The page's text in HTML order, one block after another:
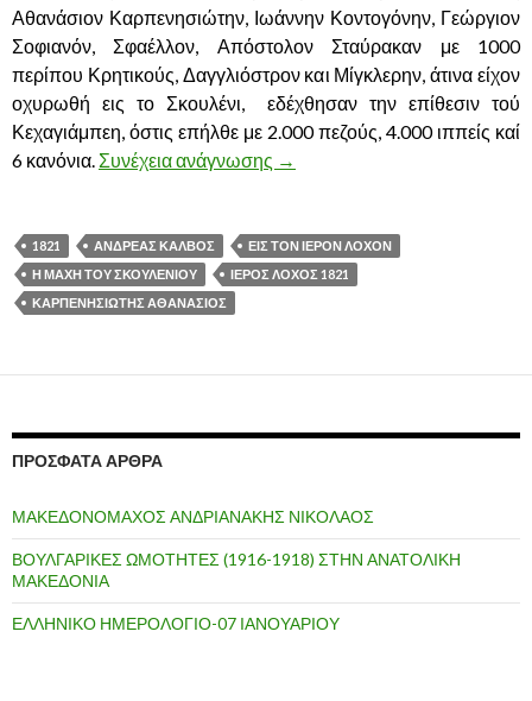
Αθανάσιον Καρπενησιώτην, Ιωάννην Κοντογόνην, Γεώργιον
Σοφιανόν, Σφαέλλον, Απόστολον Σταύρακαν με 1000
περίπου Κρητικούς, Δαγγλιόστρον και Μίγκλερην, άτινα είχον
οχυρωθή εις το Σκουλένι, εδέχθησαν την επίθεσιν τού
Κεχαγιάμπεη, όστις επήλθε με 2.000 πεζούς, 4.000 ιππείς καί
6 κανόνια. Συνέχεια ανάγνωσης Η ΜΑΧΗ ΤΟΥ ΣΚΟΥΛΕΝΙΟΥ
→
1821 ΑΝΔΡΕΑΣ ΚΑΛΒΟΣ
ΕΙΣ ΤΟΝ ΙΕΡΟΝ ΛΟΧΟΝ
Η ΜΑΧΗ ΤΟΥ ΣΚΟΥΛΕΝΙΟΥ
ΙΕΡΟΣ ΛΟΧΟΣ 1821
ΚΑΡΠΕΝΗΣΙΩΤΗΣ ΑΘΑΝΑΣΙΟΣ
ΠΡΌΣΦΑΤΑ ΆΡΘΡΑ
ΜΑΚΕΔΟΝΟΜΑΧΟΣ ΑΝΔΡΙΑΝΑΚΗΣ ΝΙΚΟΛΑΟΣ
ΒΟΥΛΓΑΡΙΚΕΣ ΩΜΟΤΗΤΕΣ (1916-1918) ΣΤΗΝ ΑΝΑΤΟΛΙΚΗ
ΜΑΚΕΔΟΝΙΑ
ΕΛΛΗΝΙΚΟ ΗΜΕΡΟΛΟΓΙΟ-07 ΙΑΝΟΥΑΡΙΟΥ